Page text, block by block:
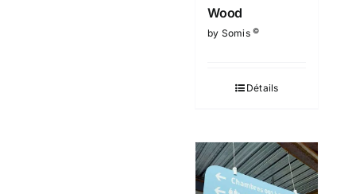
Wood
by Somis©
Détails